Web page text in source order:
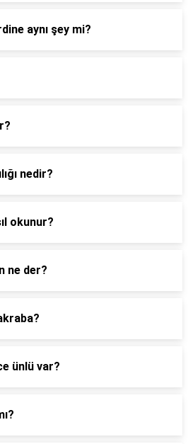
aynı şey mi?
nedir?
okunur?
ne der?
ünlü var?